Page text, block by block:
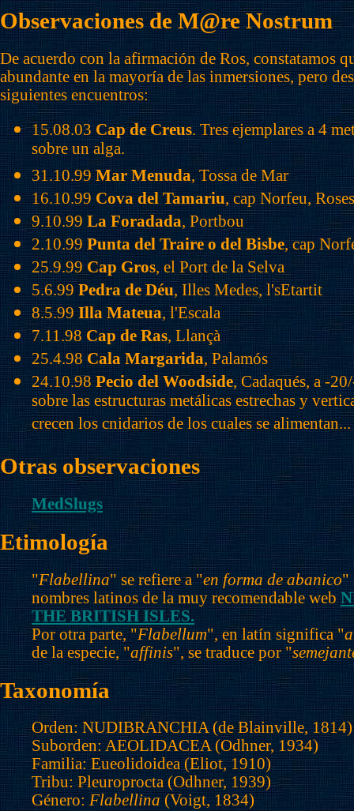
Observaciones de M@re Nostrum
De acuerdo con la afirmación de Ros, constatamos
abundante en la mayoría de las inmersiones, pero
siguientes encuentros:
15.08.03Cap de Creus. Tres ejemplares a 4
sobre un alga.
31.10.99Mar Menuda, Tossa de Mar
16.10.99 Cova del Tamariu, cap Norfeu, Roses
9.10.99 La Foradada, Portbou
2.10.99Punta del Traire o del Bisbe, cap
25.9.99Cap Gros, el Port de la Selva
5.6.99Pedra de Déu, Illes Medes, l'sEtartit
8.5.99Illa Mateua, l'Escala
7.11.98 Cap de Ras, Llançà
25.4.98Cala Margarida, Palamós
24.10.98Pecio del Woodside, Cadaqués, a -
sobre las estructuras metálicas estrechas y
crecen los cnidarios de los cuales se alimentan...
Otras observaciones
MedSlugs
Etimología
"Flabellina" se refiere a "en forma de abanico"
nombres latinos de la muy recomendable web
THE BRITISH ISLES.
Por otra parte, "Flabellum", en latín significa "
de la especie, "affinis", se traduce por "
Taxonomía
Orden: NUDIBRANCHIA (de Blainville, 1814)
Suborden: AEOLIDACEA (Odhner, 1934)
Familia: Eueolidoidea (Eliot, 1910)
Tribu: Pleuroprocta (Odhner, 1939)
Género: Flabellina(Voigt, 1834)